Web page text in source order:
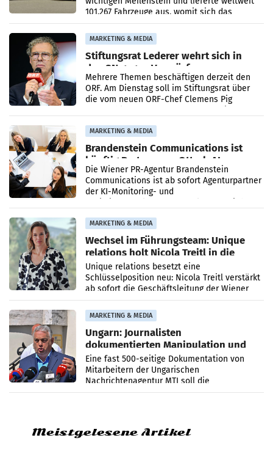
101.267 Fahrzeuge aus, womit sich das
Ergebnis gegenüber Juli 2025 mehr als
verdoppelte (+102
MARKETING & MEDIA
Stiftungsrat Lederer wehrt sich in
den SN gegen Vorwürfe
Mehrere Themen beschäftigen derzeit den
ORF. Am Dienstag soll im Stiftungsrat über
die vom neuen ORF-Chef Clemens Pig
MARKETING & MEDIA
Brandenstein Communications ist
künftig Partner von OtterlyAI
Die Wiener PR-Agentur Brandenstein
Communications ist ab sofort Agenturpartner
der KI-Monitoring- und
MARKETING & MEDIA
Wechsel im Führungsteam: Unique
relations holt Nicola Treitl in die
Geschäftsleitung
Unique relations besetzt eine
Schlüsselposition neu: Nicola Treitl verstärkt
ab sofort die Geschäftsleitung der Wiener
PR-Agentur an der Seite von Josef Kalina und
Anna Kalina-Mahr.
MARKETING & MEDIA
Ungarn: Journalisten
dokumentierten Manipulation und
Zensur
Eine fast 500-seitige Dokumentation von
Mitarbeitern der Ungarischen
Nachrichtenagentur MTI soll die
systematische Nachrichten-Manipulation und
Meistgelesene Artikel